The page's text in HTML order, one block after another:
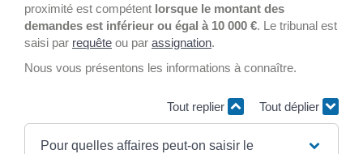
proximité est compétent lorsque le montant des
demandes est inférieur ou égal à 10 000 €. Le tribunal est
saisi par requête ou par assignation.
Nous vous présentons les informations à connaître.
Tout replier Tout déplier
Pour quelles affaires peut-on saisir le